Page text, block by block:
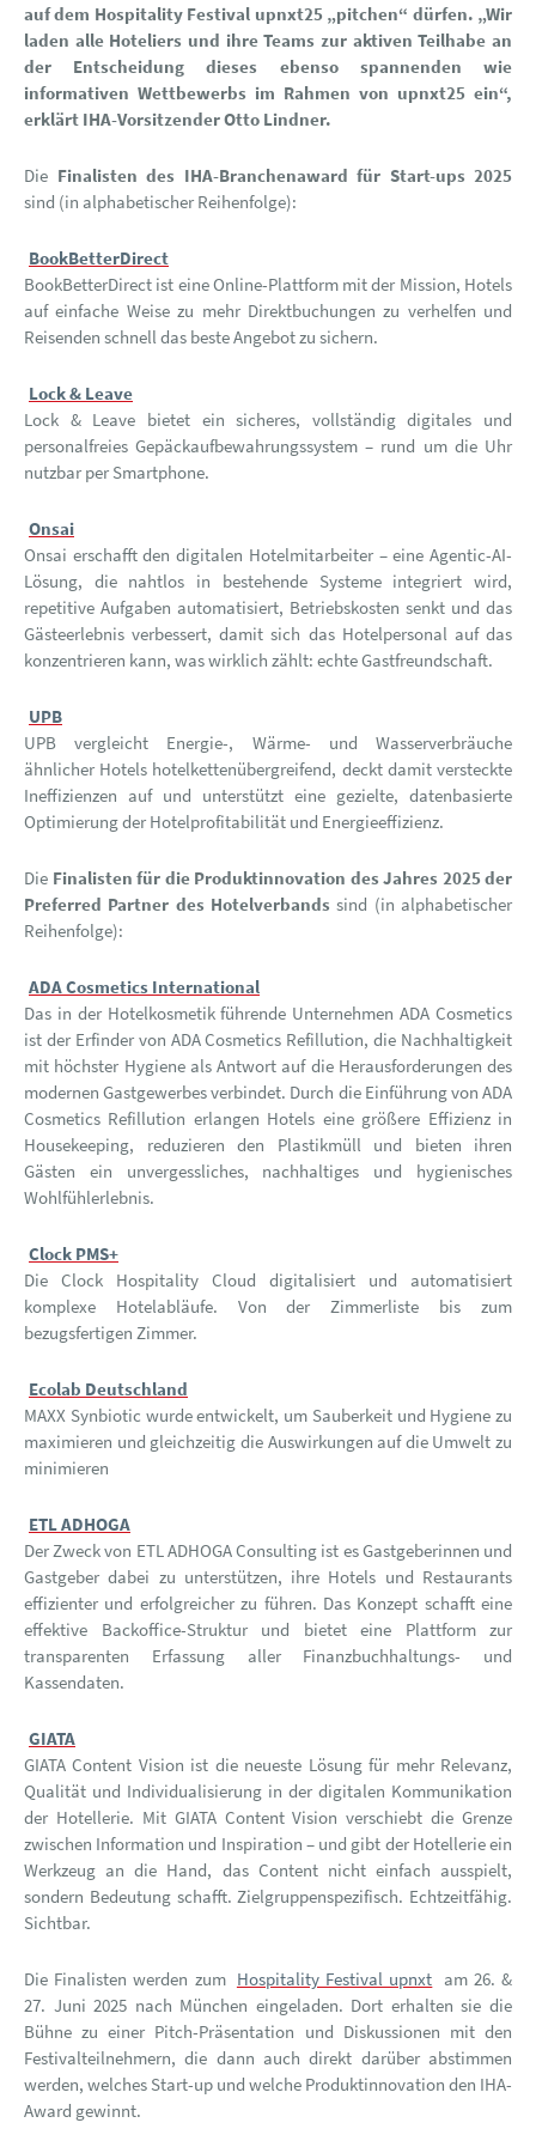
auf dem Hospitality Festival upnxt25 „pitchen“ dürfen. „Wir
laden alle Hoteliers und ihre Teams zur aktiven Teilhabe an
der Entscheidung dieses ebenso spannenden wie
informativen Wettbewerbs im Rahmen von upnxt25 ein“,
erklärt IHA-Vorsitzender Otto Lindner.
Die Finalisten des IHA-Branchenaward für Start-ups 2025
sind (in alphabetischer Reihenfolge):
BookBetterDirect
BookBetterDirect ist eine Online-Plattform mit der Mission, Hotels
auf einfache Weise zu mehr Direktbuchungen zu verhelfen und
Reisenden schnell das beste Angebot zu sichern.
Lock & Leave
Lock & Leave bietet ein sicheres, vollständig digitales und
personalfreies Gepäckaufbewahrungssystem – rund um die Uhr
nutzbar per Smartphone.
Onsai
Onsai erschafft den digitalen Hotelmitarbeiter – eine Agentic-AI-
Lösung, die nahtlos in bestehende Systeme integriert wird,
repetitive Aufgaben automatisiert, Betriebskosten senkt und das
Gästeerlebnis verbessert, damit sich das Hotelpersonal auf das
konzentrieren kann, was wirklich zählt: echte Gastfreundschaft.
UPB
UPB vergleicht Energie-, Wärme- und Wasserverbräuche
ähnlicher Hotels hotelkettenübergreifend, deckt damit versteckte
Ineffizienzen auf und unterstützt eine gezielte, datenbasierte
Optimierung der Hotelprofitabilität und Energieeffizienz.
Die Finalisten für die Produktinnovation des Jahres 2025 der
Preferred Partner des Hotelverbandssind (in alphabetischer
Reihenfolge):
ADA Cosmetics International
Das in der Hotelkosmetik führende Unternehmen ADA Cosmetics
ist der Erfinder von ADA Cosmetics Refillution, die Nachhaltigkeit
mit höchster Hygiene als Antwort auf die Herausforderungen des
modernen Gastgewerbes verbindet. Durch die Einführung von ADA
Cosmetics Refillution erlangen Hotels eine größere Effizienz in
Housekeeping, reduzieren den Plastikmüll und bieten ihren
Gästen ein unvergessliches, nachhaltiges und hygienisches
Wohlfühlerlebnis.
Clock PMS+
Die Clock Hospitality Cloud digitalisiert und automatisiert
komplexe Hotelabläufe. Von der Zimmerliste bis zum
bezugsfertigen Zimmer.
Ecolab Deutschland
MAXX Synbiotic wurde entwickelt, um Sauberkeit und Hygiene zu
maximieren und gleichzeitig die Auswirkungen auf die Umwelt zu
minimieren
ETL ADHOGA
Der Zweck von ETL ADHOGA Consulting ist es Gastgeberinnen und
Gastgeber dabei zu unterstützen, ihre Hotels und Restaurants
effizienter und erfolgreicher zu führen. Das Konzept schafft eine
effektive Backoffice-Struktur und bietet eine Plattform zur
transparenten Erfassung aller Finanzbuchhaltungs- und
Kassendaten.
GIATA
GIATA Content Vision ist die neueste Lösung für mehr Relevanz,
Qualität und Individualisierung in der digitalen Kommunikation
der Hotellerie. Mit GIATA Content Vision verschiebt die Grenze
zwischen Information und Inspiration – und gibt der Hotellerie ein
Werkzeug an die Hand, das Content nicht einfach ausspielt,
sondern Bedeutung schafft. Zielgruppenspezifisch. Echtzeitfähig.
Sichtbar.
Die Finalisten werden zum Hospitality Festival upnxt am 26. &
27. Juni 2025 nach München eingeladen. Dort erhalten sie die
Bühne zu einer Pitch-Präsentation und Diskussionen mit den
Festivalteilnehmern, die dann auch direkt darüber abstimmen
werden, welches Start-up und welche Produktinnovation den IHA-
Award gewinnt.